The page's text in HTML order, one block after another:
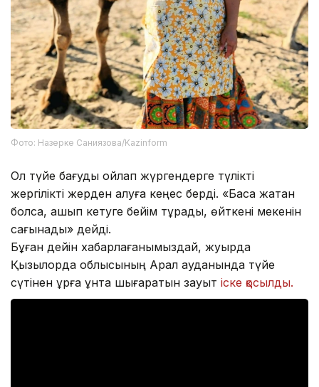
Фото: Назерке Саниязова/Kazinform
Ол түйе бағуды ойлап жүргендерге түлікті
жергілікті жерден алуға кеңес берді. «Басқа жақтан
болса, қашып кетуге бейім тұрады, өйткені мекенін
сағынады» дейді.
Бұған дейін хабарлағанымыздай, жуырда
Қызылорда облысының Арал ауданында түйе
сүтінен құрғақ ұнтақ шығаратын зауыт іске қосылды.